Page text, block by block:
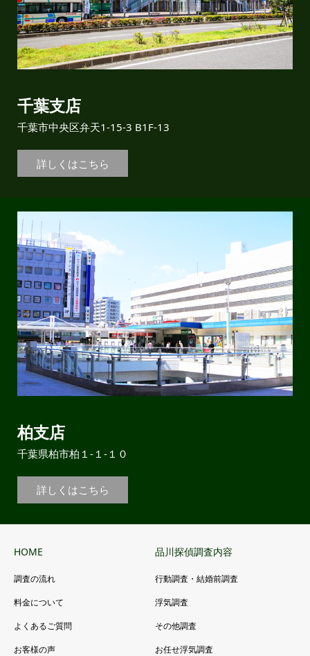
千葉支店
千葉市中央区弁天1-15-3 B1F-13
詳しくはこちら
柏支店
千葉県柏市柏１-１-１０
詳しくはこちら
HOME
調査の流れ
料金について
よくあるご質問
お客様の声
品川探偵調査内容
行動調査・結婚前調査
浮気調査
その他調査
お任せ浮気調査